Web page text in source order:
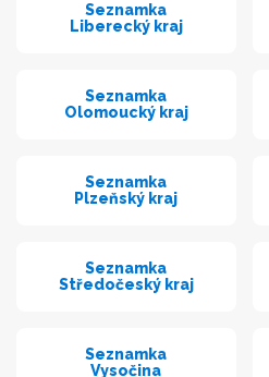
Seznamka
Liberecký kraj
Seznamka
Olomoucký kraj
Seznamka
Plzeňský kraj
Seznamka
Středočeský kraj
Seznamka
Vysočina